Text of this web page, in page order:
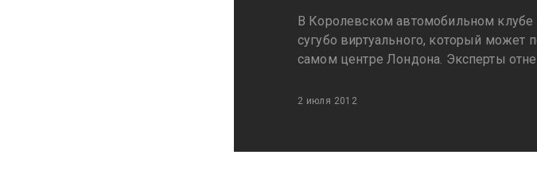
В Королевском автомобильном клубе
сугубо виртуального, который
самом центре Лондона. Эксперты
2 июля 2012